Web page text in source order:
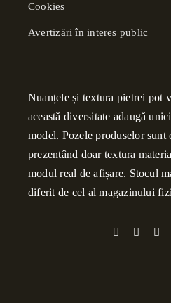
Cookies
Avertizări în interes public
Nuanțele și textura pietrei pot
această diversitate adaugă
model. Pozele produselor
prezentând doar textura
modul real de afișare. Stocul
diferit de cel al magazinului